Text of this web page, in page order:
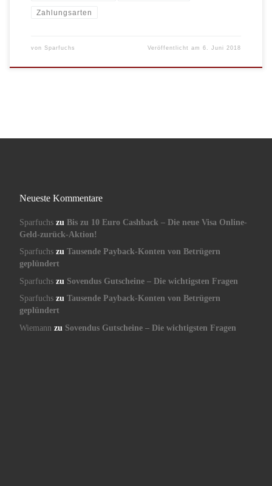
Zahlungsarten
von Sparfuchs Veröffentlicht am6. Juni 2018
Neueste Kommentare
Sparfuchszu Bis zu 10 Euro Cashback – Die neue Visa Online-
Geld-zurück-Aktion!
Sparfuchszu Tausende Payback-Konten von Betrügern
geplündert
Sparfuchszu Sovendus Gutscheine – Die wichtigsten Fragen
Sparfuchszu Tausende Payback-Konten von Betrügern
geplündert
Wiemann zu Sovendus Gutscheine – Die wichtigsten Fragen